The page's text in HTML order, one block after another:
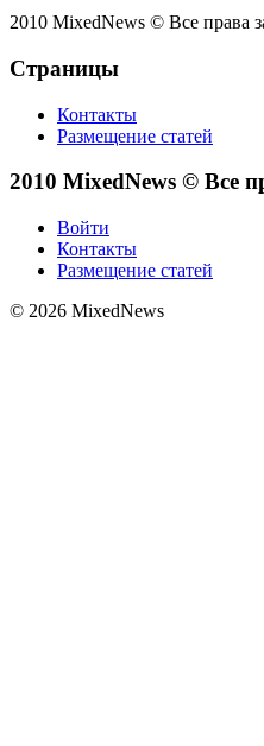
2010 MixedNews © Все права
Страницы
Контакты
Размещение статей
2010 MixedNews © Все
Войти
Контакты
Размещение статей
© 2026 MixedNews